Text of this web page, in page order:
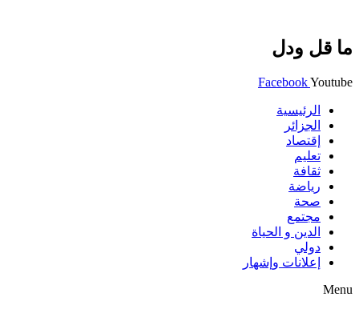
ما قل ودل
FacebookYoutube
الرئيسية
الجزائر
إقتصاد
تعليم
ثقافة
رياضة
صحة
مجتمع
الدين و الحياة
دولي
إعلانات وإشهار
Menu